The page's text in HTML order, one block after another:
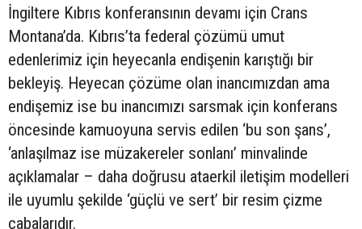
İngiltere Kıbrıs konferansının devamı için Crans
Montana’da. Kıbrıs’ta federal çözümü umut
edenlerimiz için heyecanla endişenin karıştığı bir
bekleyiş. Heyecan çözüme olan inancımızdan ama
endişemiz ise bu inancımızı sarsmak için konferans
öncesinde kamuoyuna servis edilen ‘bu son şans’,
‘anlaşılmaz ise müzakereler sonlanı’ minvalinde
açıklamalar – daha doğrusu ataerkil iletişim modelleri
ile uyumlu şekilde ‘güçlü ve sert’ bir resim çizme
çabalarıdır.